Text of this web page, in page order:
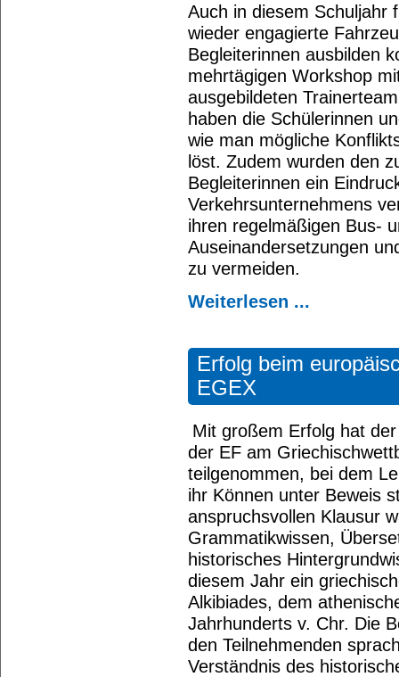
Auch in diesem Schuljahr
wieder engagierte
Begleiterinnen ausbilden
mehrtägigen Workshop
ausgebildeten
haben die Schülerinnen
wie man mögliche
löst. Zudem wurden den
Begleiterinnen ein
Verkehrsunternehmens
ihren regelmäßigen Bus-
Auseinandersetzungen
zu vermeiden.
Weiterlesen ...
Erfolg beim
EGEX
Mit großem Erfolg hat
der EF am
teilgenommen, bei dem
ihr Können unter Beweis
anspruchsvollen Klausur
Grammatikwissen,
historisches
diesem Jahr ein
Alkibiades, dem
Jahrhunderts v. Chr. Die
den Teilnehmenden
Verständnis des